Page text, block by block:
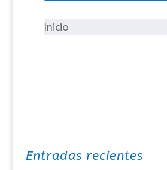
íInicio
Entradas recientes